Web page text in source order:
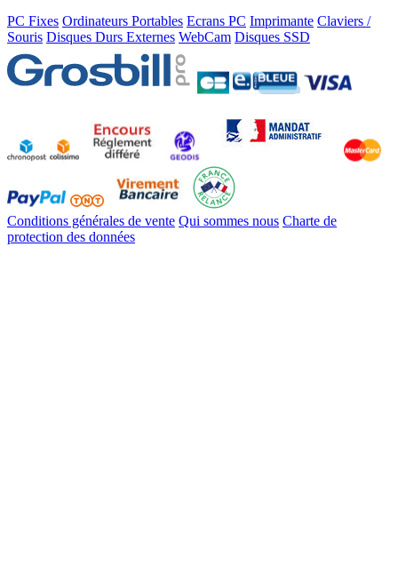
PC Fixes Ordinateurs Portables Ecrans PC Imprimante Claviers /
Souris Disques Durs Externes WebCam Disques SSD
Conditions générales de vente Qui sommes nous Charte de
protection des données